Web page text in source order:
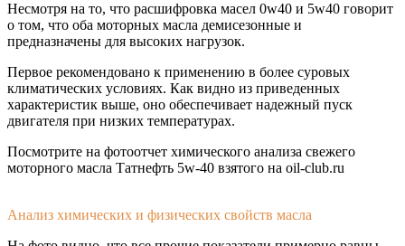
Несмотря на то, что расшифровка масел 0w40 и 5w40 говорит
о том, что оба моторных масла демисезонные и
предназначены для высоких нагрузок.
Первое рекомендовано к применению в более суровых
климатических условиях. Как видно из приведенных
характеристик выше, оно обеспечивает надежный пуск
двигателя при низких температурах.
Посмотрите на фотоотчет химического анализа свежего
моторного масла Татнефть 5w-40 взятого на oil-club.ru
Анализ химических и физических свойств масла